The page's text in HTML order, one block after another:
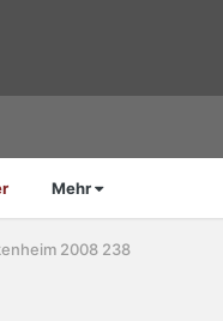
Mehr
2008 238